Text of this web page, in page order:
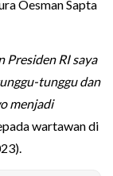
Oesman Sapta
Presiden RI saya
tunggu dan
menjadi
wartawan di